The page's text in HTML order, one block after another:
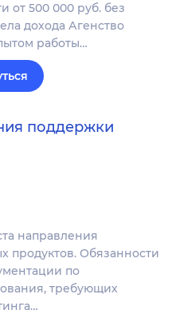
от 500 000 руб. без
дохода Агенство
работы…
поддержки
направления
продуктов. Обязанности
по
требующих